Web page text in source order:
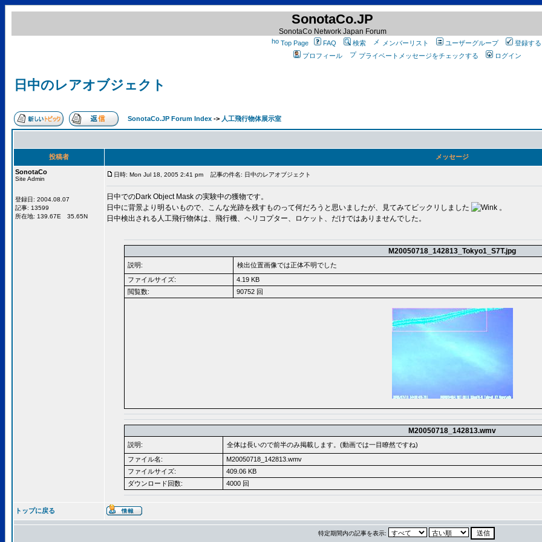
SonotaCo.JP
SonotaCo Network Japan Forum
Top Page FAQ 検索 メンバーリスト ユーザーグループ
登録する
プロフィール
プライベートメッセージをチェックする ログイン
日中のレアオブジェクト
SonotaCo.JP Forum Index -> 人工飛行物体展示室
投稿者 メッセージ
SonotaCo
Site Admin
登録日: 2004.08.07
記事: 13599
所在地: 139.67E 35.65N
日時: Mon Jul 18, 2005 2:41 pm 記事の件名: 日中のレアオブジェクト
日中でのDark Object Mask の実験中の獲物です。
日中に背景より明るいもので、こんな光跡を残すものって何だろうと思いましたが、見てみてビックリしました
。
日中検出される人工飛行物体は、飛行機、ヘリコプター、ロケット、だけではありませんでした。
M20050718_142813_Tokyo1_S7T.jpg
説明:
検出位置画像では正体不明でした
ファイルサイズ:
4.19 KB
閲覧数:
90752 回
M20050718_142813.wmv
説明: 全体は長いので前半のみ掲載します。(動画では一目瞭然ですね)
ファイル名:
M20050718_142813.wmv
ファイルサイズ:
409.06 KB
ダウンロード回数:
4000 回
トップに戻る
特定期間内の記事を表示: